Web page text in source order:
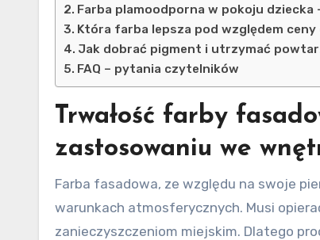
Farba plamoodporna w pokoju
Która farba lepsza pod względem ceny
Jak dobrać pigment i utrzymać
FAQ – pytania czytelników
Trwałość farby
zastosowaniu we
Farba fasadowa, ze względu na swoje
warunkach atmosferycznych. Musi
zanieczyszczeniom miejskim. Dlatego